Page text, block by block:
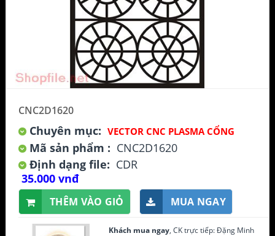
CNC2D1620
Chuyên mục: VECTOR CNC PLASMA CỔNG
Mã sản phẩm : CNC2D1620
Định dạng file: CDR
35.000 vnđ
THÊM VÀO GIỎ MUA NGAY
Khách mua ngay, CK trực tiếp: Đặng Minh